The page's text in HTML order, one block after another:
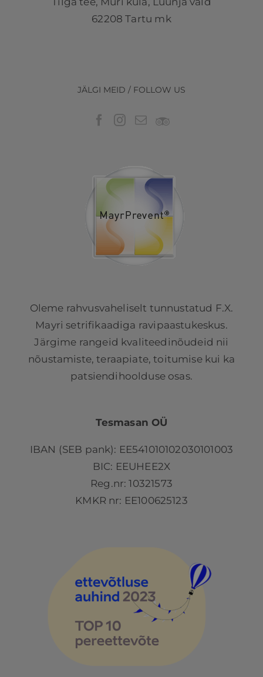
62208 Tartu mk
JÄLGI MEID / FOLLOW US
Oleme rahvusvaheliselt tunnustatud F.X.
Mayri setrifikaadiga ravipaastukeskus.
Järgime rangeid kvaliteedinõudeid nii
nõustamiste, teraapiate, toitumise kui ka
patsiendihoolduse osas.
Tesmasan OÜ
IBAN (SEB pank): EE541010102030101003
BIC: EEUHEE2X
Reg.nr: 10321573
KMKR nr: EE100625123